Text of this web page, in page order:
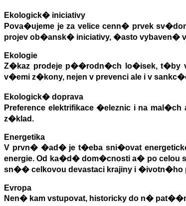
Ekologick� iniciativy
Pova�ujeme je za velice cenn� prvek
projev ob�ansk� iniciativy, �asto
Ekologie
Z�kaz prodeje p��rodn�ch lo�isek, t�by
v�emi z�kony, nejen v prevenci ale i v
Ekologick� doprava
Preference elektrifikace �eleznic i na
z�klad.
Energetika
V prvn� �ad� je t�eba sni�ovat
energie. Od ka�d� dom�cnosti a� po celou
sn�� celkovou devastaci krajiny i
Evropa
Nen� kam vstupovat, historicky do n�